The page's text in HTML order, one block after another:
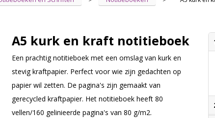
A5 kurk en kraft notitieboek
Een prachtig notitieboek met een omslag van kurk en
stevig kraftpapier. Perfect voor wie zijn gedachten op
papier wil zetten. De pagina's zijn gemaakt van
gerecycled kraftpapier. Het notitieboek heeft 80
vellen/160 gelinieerde pagina's van 80 g/m2.